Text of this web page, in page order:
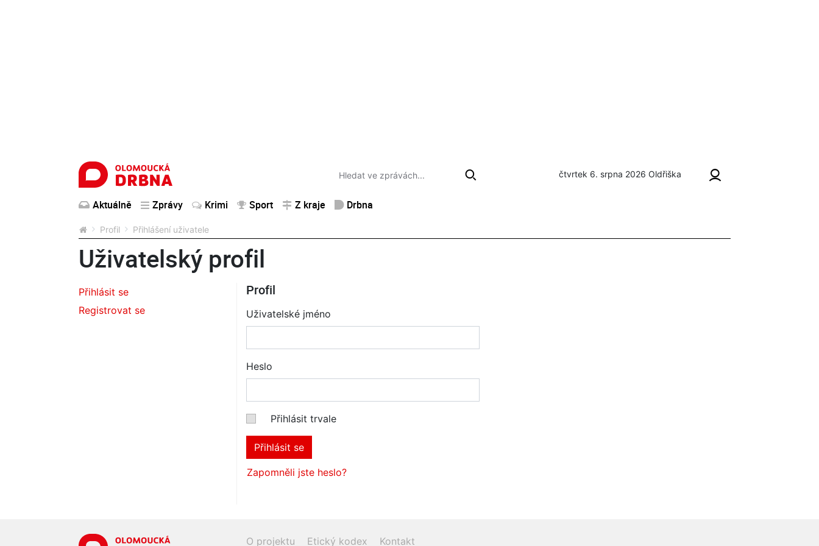
čtvrtek 6. srpna 2026 Oldřiška
Aktuálně Zprávy Krimi Sport Z kraje Drbna
Profil Přihlášení uživatele
Uživatelský profil
Přihlásit se
Registrovat se
Profil
Uživatelské jméno
Heslo
Přihlásit trvale
Přihlásit se
Zapomněli jste heslo?
O projektu Etický kodex Kontakt